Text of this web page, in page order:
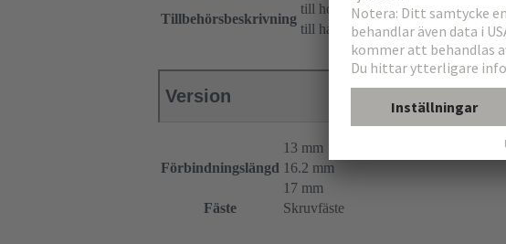
Tillbehörsbeskrivning
till honkontaktdon typ C
till hankontaktdon typ R
Version
Förbindningslängd
13 mm
16.2 mm
17 mm
Fäste
Skruvfäste